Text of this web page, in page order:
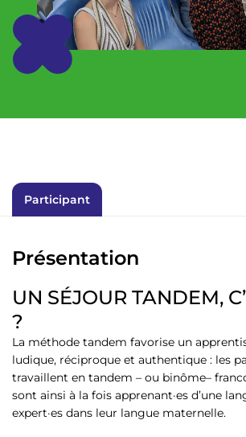
Participant
Présentation
UN SÉJOUR TANDEM,
?
La méthode tandem favorise un
ludique, réciproque et authentique : les
travaillent en tandem – ou binôme–
sont ainsi à la fois apprenant·es d’une
expert·es dans leur langue maternelle.